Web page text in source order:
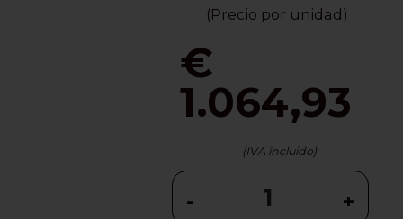
(Precio por unidad)
€
1.064,93
(IVA incluido)
- +